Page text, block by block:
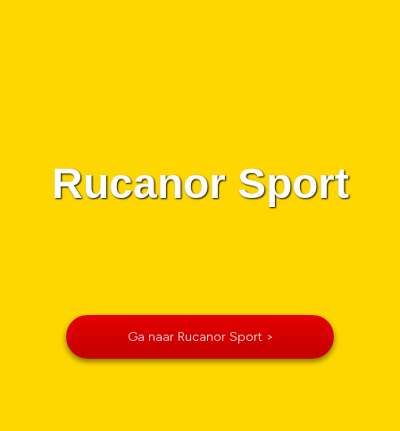
Rucanor Sport
Ga naar Rucanor Sport >